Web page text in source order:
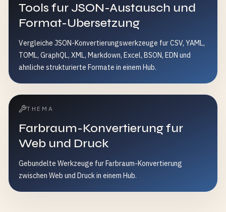
Tools fur JSON-Austausch und
Format-Ubersetzung
Vergleiche JSON-Konvertierungswerkzeuge fur CSV, YAML,
TOML, GraphQL, XML, Markdown, Excel, BSON, EDN und
ahnliche strukturierte Formate in einem Hub.
THEMA
Farbraum-Konvertierung fur
Web und Druck
Gebundelte Werkzeuge fur Farbraum-Konvertierung
zwischen Web und Druck in einem Hub.